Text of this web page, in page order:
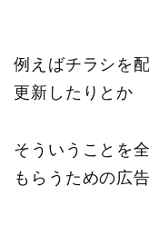
例えばチラシを
更新したりとか
そういうことを
もらうための広